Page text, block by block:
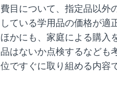
費目について、指定品以外
している学用品の価格が適
ほかにも、家庭による購入
品はないか点検するなども
位ですぐに取り組める内容